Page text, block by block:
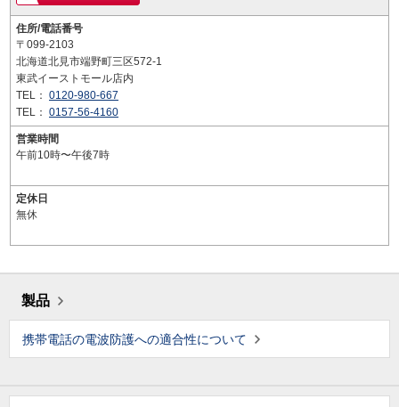
住所/電話番号
〒099-2103
北海道北見市端野町三区572-1
東武イーストモール店内
TEL： 0120-980-667
TEL： 0157-56-4160
営業時間
午前10時〜午後7時
定休日
無休
製品
携帯電話の電波防護への適合性について